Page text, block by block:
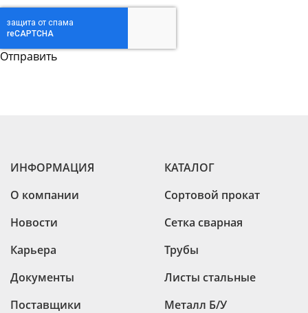
ИНФОРМАЦИЯ
О компании
Новости
Карьера
Документы
Поставщики
КАТАЛОГ
Сортовой прокат
Сетка сварная
Трубы
Листы стальные
Металл Б/У